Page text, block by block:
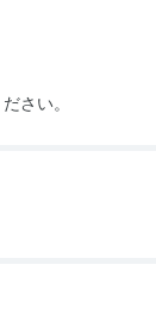
さい。